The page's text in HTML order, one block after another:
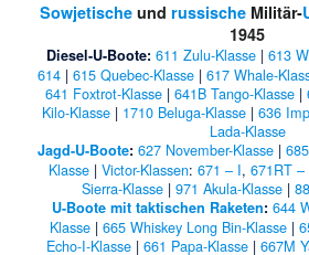
Sowjetischeund russischeMilitär-
1945
Diesel-U-Boote: 611 Zulu-Klasse | 613
614 | 615 Quebec-Klasse | 617 Whale-
641 Foxtrot-Klasse| 641B Tango-Klasse|
Kilo-Klasse | 1710 Beluga-Klasse | 636
Lada-Klasse
Jagd-U-Boote: 627 November-Klasse |
Klasse | Victor-Klassen: 671 – I, 671RT –
Sierra-Klasse | 971 Akula-Klasse |
U-Boote mit taktischen Raketen: 644
Klasse | 665 Whiskey Long Bin-Klasse |
Echo-I-Klasse | 661 Papa-Klasse | 667M